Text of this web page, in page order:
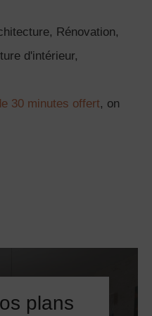
Rénovation,
d'intérieur,
30 minutes offert, on
plans